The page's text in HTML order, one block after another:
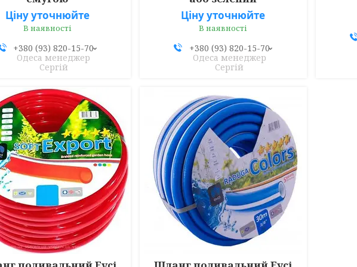
Ціну уточнюйте
В наявності
+380 (93) 820-15-70
Одеса менеджер
Сергій
Ціну уточнюйте
В наявності
+380 (93) 820-15-70
Одеса менеджер
Сергій